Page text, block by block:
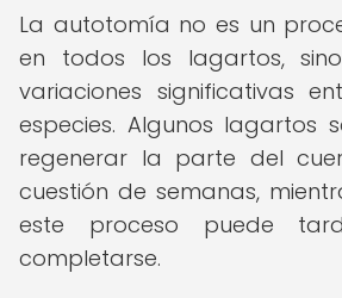
La autotomía no es un
en todos los lagartos,
variaciones significativas
especies. Algunos lagartos
regenerar la parte del
cuestión de semanas,
este proceso puede
completarse.